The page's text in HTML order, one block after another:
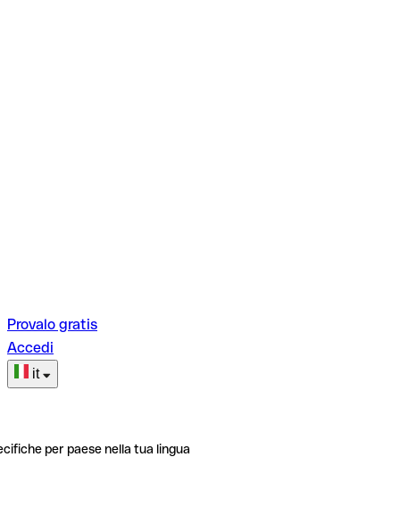
Provalo gratis
Accedi
it
per paese nella tua lingua